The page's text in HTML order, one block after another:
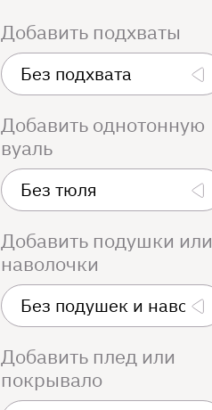
Добавить подхваты
Добавить однотонную
вуаль
Добавить подушки или
наволочки
Добавить плед или
покрывало